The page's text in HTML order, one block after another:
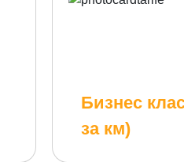
Бизнес
за км)